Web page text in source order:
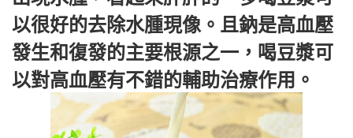
以很好的去除水腫現像。且鈉是高血壓
發生和復發的主要根源之一，喝豆漿可
以對高血壓有不錯的輔助治療作用。